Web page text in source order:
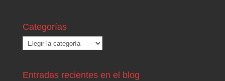
Categorías
Categorías
Entradas recientes en el blog